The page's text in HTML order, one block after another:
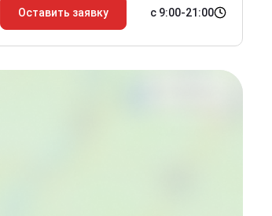
Оставить заявку с 9:00-21:00